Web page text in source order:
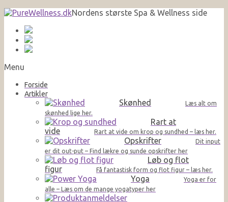
Nordens største Spa & Wellness side
Menu
Forside
Artikler
Skønhed
Læs alt om
skønhed lige her.
Rart at
vide
Rart at vide om krop og sundhed – læs her.
Opskrifter
Dit input
er dit out-put – Find lækre og sunde opskrifter her
Løb og flot
figur
Få fantastisk form og flot figur – læs her.
Yoga
Yoga er for
alle – Læs om de mange yogatyper her